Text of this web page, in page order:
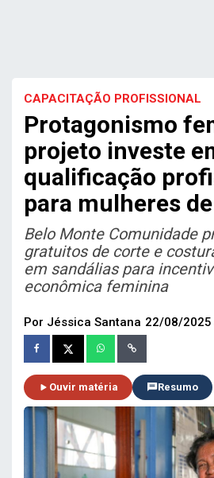
CAPACITAÇÃO PROFISSIONAL
Protagonismo
projeto investe
qualificação
para mulheres
Belo Monte Comunidade
gratuitos de corte e
em sandálias para
econômica feminina
Por Jéssica Santana 22/08/2025
Ouvir matéria Resumo